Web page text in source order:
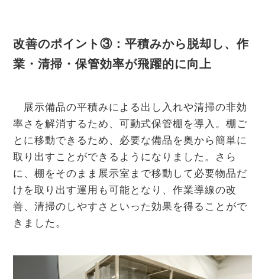
改善のポイント③：平積みから脱却し、作
業・清掃・保管効率が飛躍的に向上
展示備品の平積みによる出し入れや清掃の非効
率さを解消するため、可動式保管棚を導入。棚ご
とに移動できるため、必要な備品を奥から簡単に
取り出すことができるようになりました。さら
に、棚をそのまま展示室まで移動して必要物品だ
けを取り出す運用も可能となり、作業導線の改
善、清掃のしやすさといった効果を得ることがで
きました。